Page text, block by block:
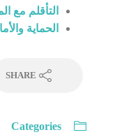
التأقلم مع
الحماية
SHARE
Categories